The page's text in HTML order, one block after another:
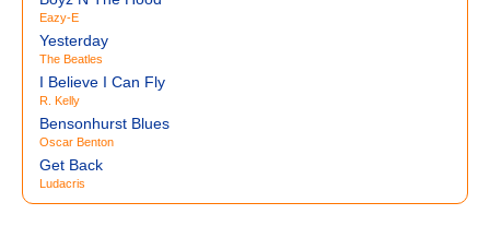
Eazy-E
Yesterday
The Beatles
I Believe I Can Fly
R. Kelly
Bensonhurst Blues
Oscar Benton
Get Back
Ludacris